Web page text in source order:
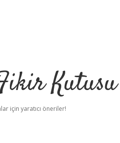
Kutusu
için yaratıcı öneriler!